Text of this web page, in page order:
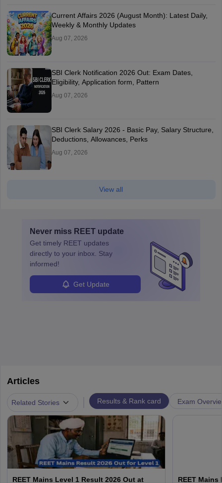
Current Affairs 2026 (August Month): Latest Daily,
Weekly & Monthly Updates
Aug 07, 2026
SBI Clerk Notification 2026 Out: Exam Dates,
Eligibility, Application form, Pattern
Aug 07, 2026
SBI Clerk Salary 2026 - Basic Pay, Salary Structure,
Deductions, Allowances, Perks
Aug 07, 2026
View all
Never miss REET update
Get timely REET updates
directly to your inbox. Stay
informed!
Get Update
Articles
Related Stories Results & Rank card Exam
REET Mains Level 1 Result 2026 Out at REET